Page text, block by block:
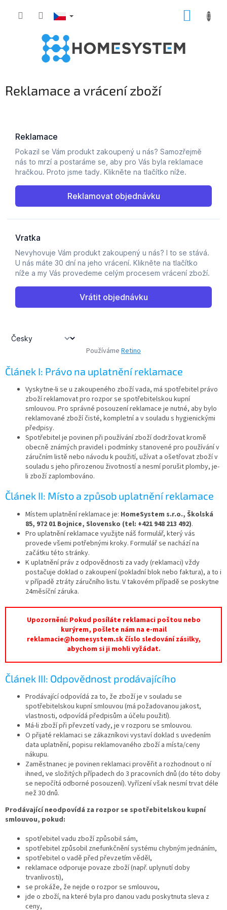
Reklamace a vrácení zboží
Používáme Retino
Článek I: Právo na uplatnění reklamace
Vyskytne-li se u zakoupeného zboží vada, má spotřebitel právo
zboží reklamovat pro rozpor se spotřebitelskou kupní
smlouvou. Pro správné posouzení reklamace je nutné, aby bylo
reklamované zboží čisté, kompletní a v souladu s hygienickými
předpisy.
Spotřebitel je povinen při používání zboží dodržovat kromě
obecně známých pravidel i podmínky stanovené pro používání v
záručním listě nebo návodu k použití, užívat a ošetřovat zboží v
souladu s jeho přirozenou životností a nesmí porušit plomby, je-
li zboží zaplombováno.
Článek II: Místo a způsob uplatnění reklamace
Místem uplatnění reklamace je: HomeSystem s.r.o., Školská
85, 972 01 Bojnice, Slovensko (tel: +421 948 213 492).
Pro uplatnění reklamace využijte náš formulář, který vás
provede všemi potřebnými kroky. Formulář se nachází na
začátku této stránky.
K uplatnění práv z odpovědnosti za vady (reklamaci) vždy
postačuje doklad o zakoupení (pokladní blok nebo faktura), a to i
v případě ztráty záručního listu. V takovém případě se poskytne
24měsíční záruka.
Upozornění: Pokud posíláte reklamaci poštou nebo
kurýrem, pošlete nám na e-mail
reklamacie@homesystem.sk číslo sledování zásilky,
abychom si ji mohli vyžádat.
Článek III: Odpovědnost prodávajícího
Prodávající odpovídá za to, že zboží je v souladu se
spotřebitelskou kupní smlouvou (má požadovanou jakost,
vlastnosti, odpovídá předpisům a účelu použití).
Má-li zboží při převzetí vady, je v rozporu se smlouvou.
O přijaté reklamaci se zákazníkovi vystaví doklad s uvedením
data uplatnění, popisu reklamovaného zboží a místa/ceny
nákupu.
Zaměstnanec je povinen reklamaci prověřit a rozhodnout o ní
ihned, ve složitých případech do 3 pracovních dnů (do této doby
se nepočítá odborné posouzení). Vyřízení však nesmí trvat déle
než 30 dnů.
Prodávající neodpovídá za rozpor se spotřebitelskou kupní
smlouvou, pokud:
spotřebitel vadu zboží způsobil sám,
spotřebitel způsobil znefunkčnění systému chybným jednáním,
spotřebitel o vadě před převzetím věděl,
reklamace odporuje povaze zboží (např. uplynutí doby
trvanlivosti),
se prokáže, že nejde o rozpor se smlouvou,
jde o zboží, na které byla pro danou vadu poskytnuta sleva z
ceny,